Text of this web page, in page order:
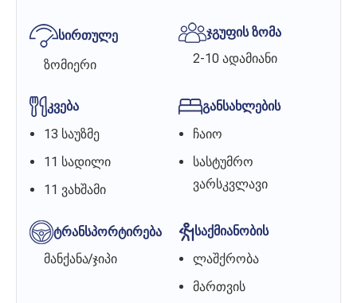
სირთულე
ზომიერი
ჯგუფის ზომა
2-10 ადამიანი
კვება
13 საუზმე
11 სადილი
11 ვახშამი
განსახლების
ჩაიო
სასტუმრო
ვარსკვლავი
ტრანსპორტირება
მანქანა/ჯიპი
საქმიანობის
ლაშქრობა
მართვის